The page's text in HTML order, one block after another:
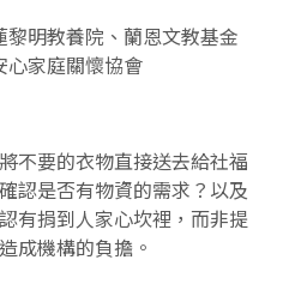
黎明教養院 、 蘭恩文教基金
心家庭關懷協會
不要的衣物直接送去給社福
認是否有物資的需求？以及
有捐到人家心坎裡，而非提
成機構的負擔。